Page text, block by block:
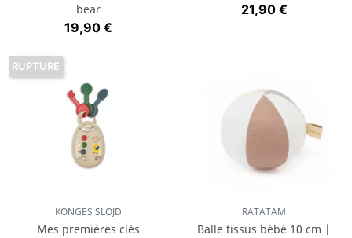
bear
Prix
19,90 €
Prix
21,90 €
KONGES SLOJD
Mes premières clés
RUPTURE
RATATAM
Balle tissus bébé 10 cm |